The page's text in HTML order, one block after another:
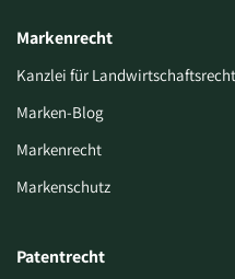
Markenrecht
Kanzlei für Landwirtschaftsrecht
Marken-Blog
Markenrecht
Markenschutz
Patentrecht